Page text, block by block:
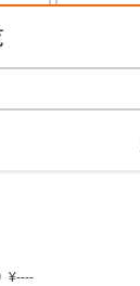
¥----